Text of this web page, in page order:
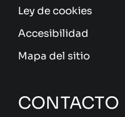
Ley de cookies
Accesibilidad
Mapa del sitio
CONTACTO